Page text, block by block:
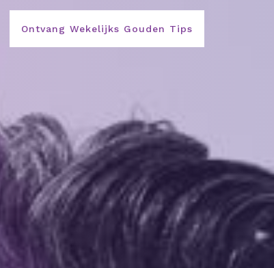
Ontvang Wekelijks Gouden Tips